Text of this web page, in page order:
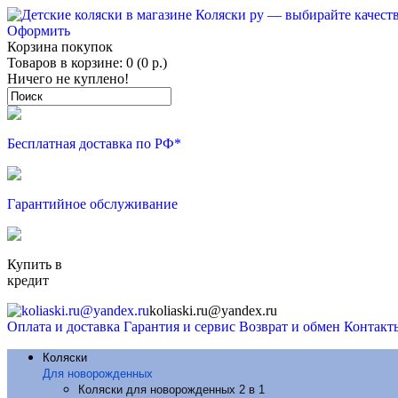
Оформить
Корзина покупок
Товаров в корзине: 0 (0 р.)
Ничего не куплено!
Бесплатная доставка по РФ*
Гарантийное обслуживание
Купить в
кредит
koliaski.ru@yandex.ru
Оплата и доставка Гарантия и сервис Возврат и обмен
Коляски
Для новорожденных
Коляски для новорожденных 2 в 1